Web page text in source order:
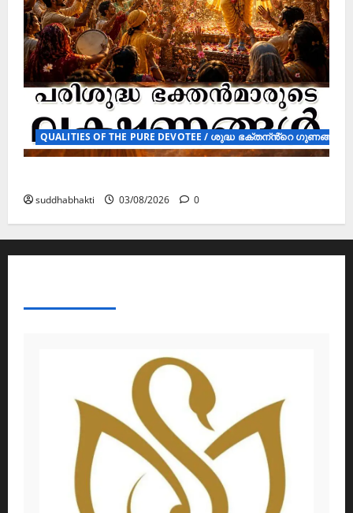
QUALITIES OF THE PURE DEVOTEE / ശുദ്ധ ഭക്തന്ൻ്റെ ഗുണങ്ങൾ (
suddhabhakti 03/08/2026 0